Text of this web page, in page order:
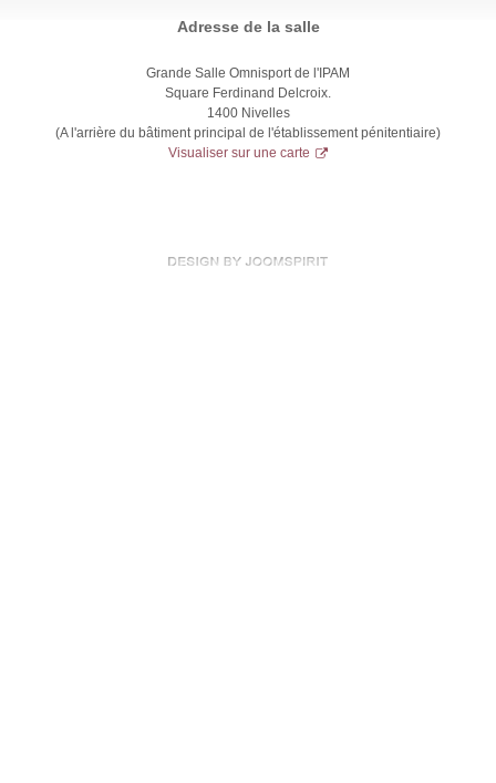
Adresse de la salle
Grande Salle Omnisport de l'IPAM
Square Ferdinand Delcroix.
1400 Nivelles
(A l'arrière du bâtiment principal de l'établissement pénitentiaire)
Visualiser sur une carte